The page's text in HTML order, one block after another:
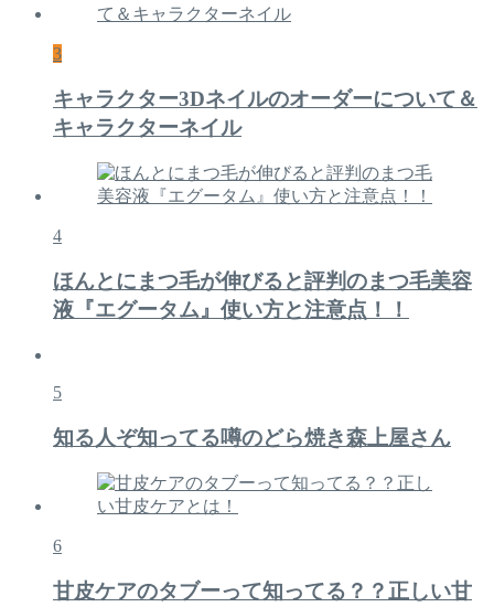
3
キャラクター3Dネイルのオーダーについて＆
キャラクターネイル
4
ほんとにまつ毛が伸びると評判のまつ毛美容
液『エグータム』使い方と注意点！！
5
知る人ぞ知ってる噂のどら焼き森上屋さん
6
甘皮ケアのタブーって知ってる？？正しい甘